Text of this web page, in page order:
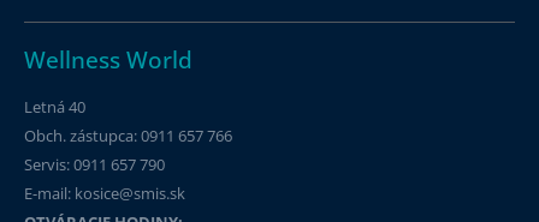
Wellness World
Letná 40
Obch. zástupca: 0911 657 766
Servis: 0911 657 790​
E-mail: kosice@smis.sk